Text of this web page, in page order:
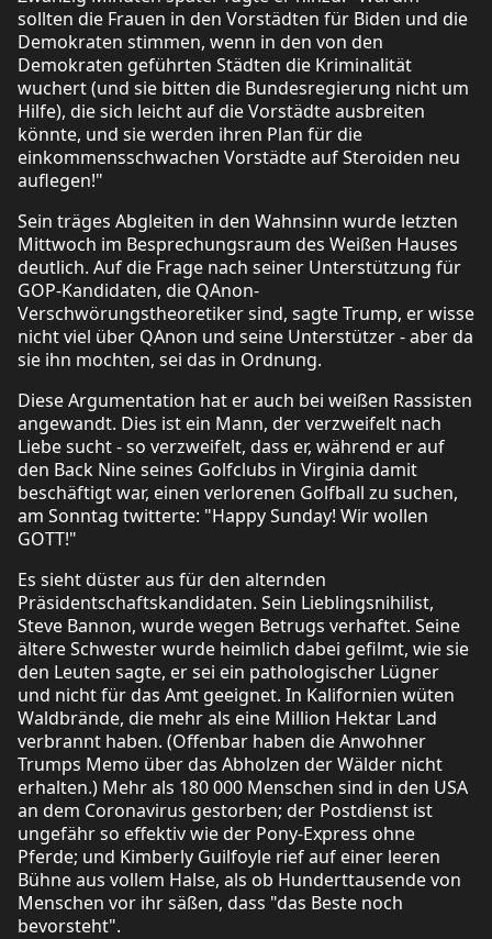
sollten die Frauen in den Vorstädten für Biden und die
Demokraten stimmen, wenn in den von den
Demokraten geführten Städten die Kriminalität
wuchert (und sie bitten die Bundesregierung nicht um
Hilfe), die sich leicht auf die Vorstädte ausbreiten
könnte, und sie werden ihren Plan für die
einkommensschwachen Vorstädte auf Steroiden neu
auflegen!"
Sein träges Abgleiten in den Wahnsinn wurde letzten
Mittwoch im Besprechungsraum des Weißen Hauses
deutlich. Auf die Frage nach seiner Unterstützung für
GOP-Kandidaten, die QAnon-
Verschwörungstheoretiker sind, sagte Trump, er wisse
nicht viel über QAnon und seine Unterstützer - aber da
sie ihn mochten, sei das in Ordnung.
Diese Argumentation hat er auch bei weißen Rassisten
angewandt. Dies ist ein Mann, der verzweifelt nach
Liebe sucht - so verzweifelt, dass er, während er auf
den Back Nine seines Golfclubs in Virginia damit
beschäftigt war, einen verlorenen Golfball zu suchen,
am Sonntag twitterte: "Happy Sunday! Wir wollen
GOTT!"
Es sieht düster aus für den alternden
Präsidentschaftskandidaten. Sein Lieblingsnihilist,
Steve Bannon, wurde wegen Betrugs verhaftet. Seine
ältere Schwester wurde heimlich dabei gefilmt, wie sie
den Leuten sagte, er sei ein pathologischer Lügner
und nicht für das Amt geeignet. In Kalifornien wüten
Waldbrände, die mehr als eine Million Hektar Land
verbrannt haben. (Offenbar haben die Anwohner
Trumps Memo über das Abholzen der Wälder nicht
erhalten.) Mehr als 180 000 Menschen sind in den USA
an dem Coronavirus gestorben; der Postdienst ist
ungefähr so effektiv wie der Pony-Express ohne
Pferde; und Kimberly Guilfoyle rief auf einer leeren
Bühne aus vollem Halse, als ob Hunderttausende von
Menschen vor ihr säßen, dass "das Beste noch
bevorsteht".